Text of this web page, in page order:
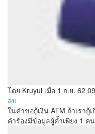
โดย Kruyui เมื่อ 1 ก.ย. 62
ลบ
ในคำขอกู้เงิน ATM ถ้าเรา
คำร้องมีข้อมูลผู้ค้ำเพียง 1 ค